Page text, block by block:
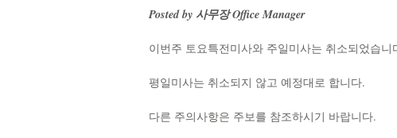
Posted by 사무장 Office Manager
이번주 토요특전미사와 주일미사는 취소되었습니
평일미사는 취소되지 않고 예정대로 합니다.
다른 주의사항은 주보를 참조하시기 바랍니다.